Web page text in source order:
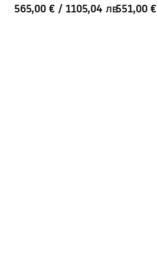
565,00 € / 1105,04 лв551,00 €